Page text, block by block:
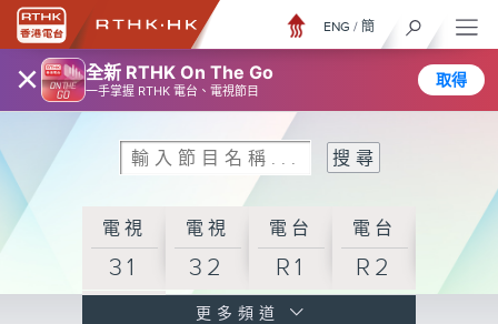
× 全新 RTHK On The Go
一手掌握 RTHK 電台、電視節目
取得
ENG / 簡
電視
31
電視
32
電台
R1
電台
R2
更多頻道